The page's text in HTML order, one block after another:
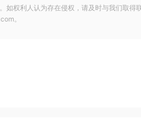
如权利人认为存在侵权，请及时与我们取得
。